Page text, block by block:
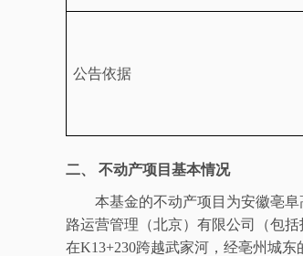
公告依据
二、 不动产项目基本情况
本基金的不动产项目为安徽亳
路运营管理（北京）有限公司（包
在K13+230跨越武家河，经亳州城东